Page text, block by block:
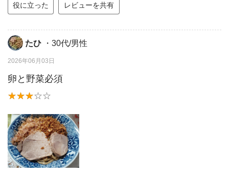
役に立った レビューを共有
たひ ・30代/男性
2026年06月03日
卵と野菜必須